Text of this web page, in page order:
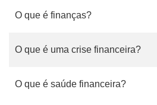
O que é finanças?
O que é uma crise financeira?
O que é saúde financeira?